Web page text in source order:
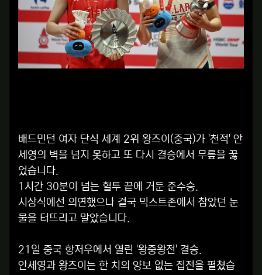
배드민턴 여자 단식 세계 2위 왕즈이(중국)가 '천적' 안
세영의 벽을 넘지 못하고 또 다시 결승에서 무릎을 꿇
었습니다.
1시간 30분이 넘는 혈투 끝에 거둔 준수승.
시상식에선 의연했으나 결국 믹스트존에서 참았던 눈
물을 터뜨리고 말았습니다.
21일 중국 항저우에서 열린 '왕중왕전' 결승.
안세영과 왕즈이는 한 치의 양보 없는 접전을 펼쳤습